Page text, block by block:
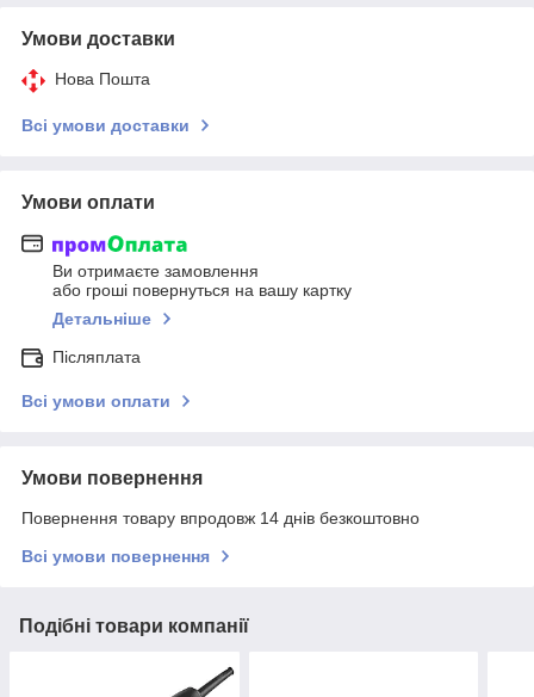
Умови доставки
Нова Пошта
Всі умови доставки
Умови оплати
Ви отримаєте замовлення
або гроші повернуться на вашу картку
Детальніше
Післяплата
Всі умови оплати
Умови повернення
Повернення товару впродовж 14 днів безкоштовно
Всі умови повернення
Подібні товари компанії